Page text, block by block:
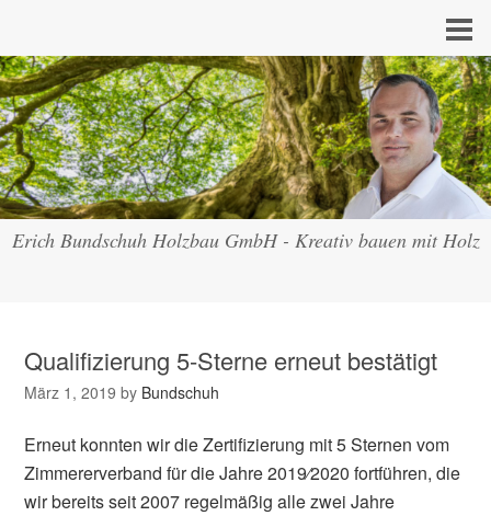
Erich Bundschuh Holzbau GmbH - Kreativ bauen mit Holz
Qualifizierung 5-Sterne erneut bestätigt
März 1, 2019 by Bundschuh
Erneut konnten wir die Zertifizierung mit 5 Sternen vom
Zimmererverband für die Jahre 2019⁄2020 fortführen, die
wir bereits seit 2007 regelmäßig alle zwei Jahre